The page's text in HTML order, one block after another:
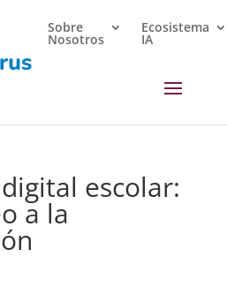
Sobre
Nosotros
Ecosistema
IA
escolar:
a la